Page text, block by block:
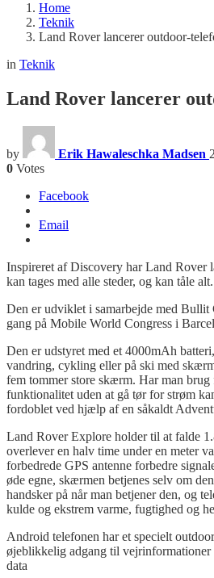
Home
Teknik
Land Rover lancerer outdoor-
in Teknik
Land Rover lancerer
by Erik Hawaleschka Madsen
0 Votes
Facebook
Email
Inspireret af Discovery har Land Rover
kan tages med alle steder, og kan tåle alt.
Den er udviklet i samarbejde med Bullit
gang på Mobile World Congress i
Den er udstyret med et 4000mAh
vandring, cykling eller på ski med
fem tommer store skærm. Har man brug
funktionalitet uden at gå tør for strøm
fordoblet ved hjælp af en såkaldt
Land Rover Explore holder til at falde
overlever en halv time under en meter
forbedrede GPS antenne forbedre
øde egne, skærmen betjenes selv om
handsker på når man betjener den, og
kulde og ekstrem varme, fugtighed og
Android telefonen har et specielt
øjeblikkelig adgang til vejrinformationer
data